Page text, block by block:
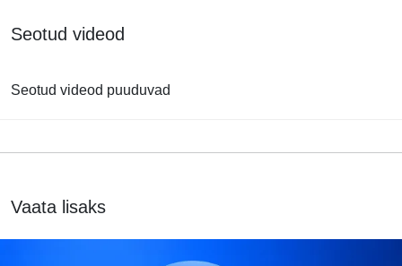
Seotud videod
Seotud videod puuduvad
Vaata lisaks